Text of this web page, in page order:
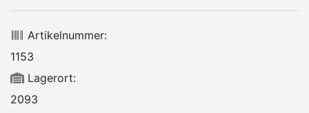
Artikelnummer:
1153
Lagerort:
2093